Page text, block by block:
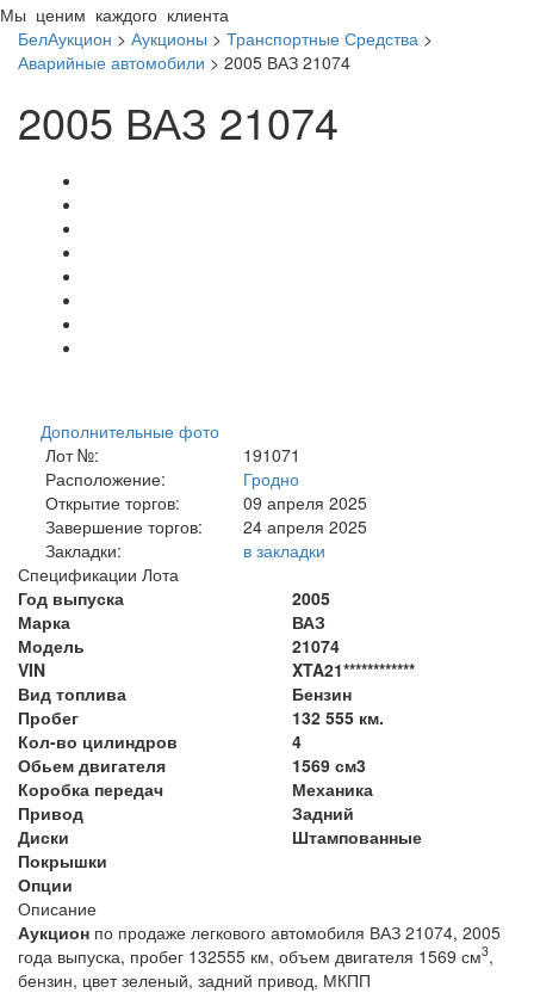
Мы ценим каждого клиента
БелАукцион > Аукционы > Транспортные Средства >
Аварийные автомобили > 2005 ВАЗ 21074
2005 ВАЗ 21074
Дополнительные фото
Лот №:
191071
Расположение:
Гродно
Открытие торгов:
09 апреля 2025
Завершение торгов:
24 апреля 2025
Закладки:
в закладки
Спецификации Лота
Год выпуска
2005
Марка
ВАЗ
Модель
21074
VIN
XTA21************
Вид топлива
Бензин
Пробег
132 555 км.
Кол-во цилиндров
4
Обьем двигателя
1569 см3
Коробка передач
Механика
Привод
Задний
Диски
Штампованные
Покрышки
Опции
Описание
Аукцион по продаже легкового автомобиля ВАЗ 21074, 2005
года выпуска, пробег 132555 км, объем двигателя 1569 см3,
бензин, цвет зеленый, задний привод, МКПП